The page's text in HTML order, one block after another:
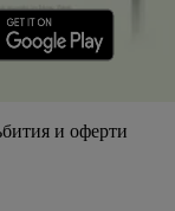
и оферти